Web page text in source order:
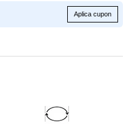
Aplica cupon